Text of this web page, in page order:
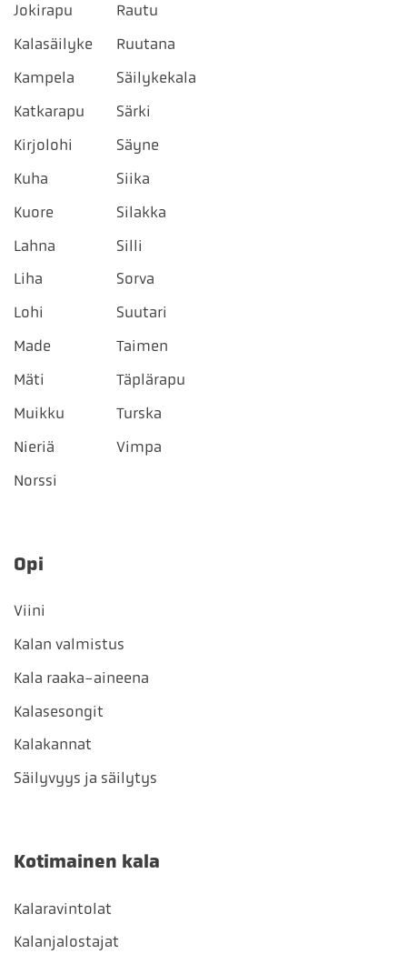
Jokirapu
Kalasäilyke
Kampela
Katkarapu
Kirjolohi
Kuha
Kuore
Lahna
Liha
Lohi
Made
Mäti
Muikku
Nieriä
Norssi
Rautu
Ruutana
Säilykekala
Särki
Säyne
Siika
Silakka
Silli
Sorva
Suutari
Taimen
Täplärapu
Turska
Vimpa
Opi
Viini
Kalan valmistus
Kala raaka-aineena
Kalasesongit
Kalakannat
Säilyvyys ja säilytys
Kotimainen kala
Kalaravintolat
Kalanjalostajat